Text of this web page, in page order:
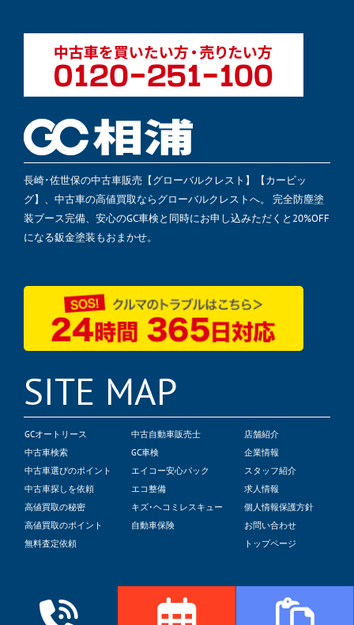
長崎･佐世保の中古車販売【グローバルクレスト】【カービッ
グ】、中古車の高値買取ならグローバルクレストへ。 完全防塵塗
装ブース完備、安心のGC車検と同時にお申し込みただくと20%OFF
になる鈑金塗装もおまかせ。
SITE MAP
GCオートリース
中古車検索
中古車選びのポイント
中古車探しを依頼
高値買取の秘密
高値買取のポイント
無料査定依頼
中古自動車販売士
GC車検
エイコー安心パック
エコ整備
キズ･ヘコミレスキュー
自動車保険
店舗紹介
企業情報
スタッフ紹介
求人情報
個人情報保護方針
お問い合わせ
トップページ